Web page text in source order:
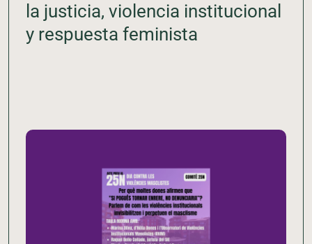
la justicia, violencia institucional
y respuesta feminista